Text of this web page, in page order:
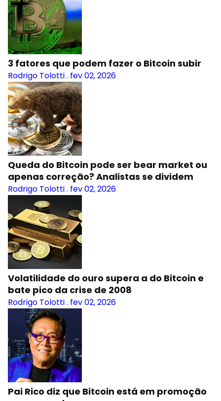
3 fatores que podem fazer o Bitcoin subir
Rodrigo Tolotti. fev 02, 2026
Queda do Bitcoin pode ser bear market ou
apenas correção? Analistas se dividem
Rodrigo Tolotti. fev 02, 2026
Volatilidade do ouro supera a do Bitcoin e
bate pico da crise de 2008
Rodrigo Tolotti. fev 02, 2026
Pai Rico diz que Bitcoin está em promoção